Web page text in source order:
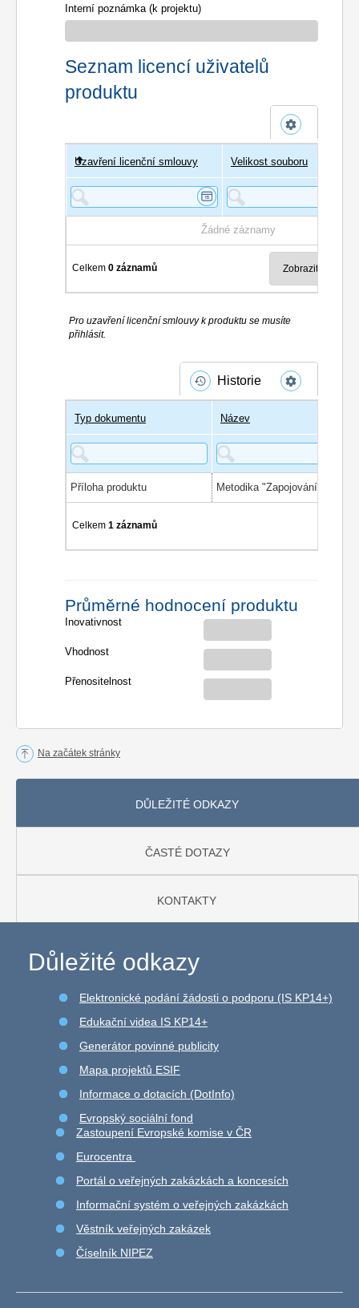
Interní poznámka (k projektu)
Seznam licencí uživatelů
produktu
Uživatel
Uzavření licenční smlouvy Velikost souboru
Žádné záznamy
Celkem0 záznamů
Pro uzavření licenční smlouvy k produktu se musíte
přihlásit.
Historie
Typ dokumentu Název
Příloha produktu
Celkem1 záznamů
Průměrné hodnocení produktu
Inovativnost
Vhodnost
Přenositelnost
Na začátek stránky
DŮLEŽITÉ ODKAZY
ČASTÉ DOTAZY
KONTAKTY
Důležité odkazy
Elektronické podání žádosti o podporu (IS KP14+)
Edukační videa IS KP14+
Generátor povinné publicity
Mapa projektů ESIF
Informace o dotacích (DotInfo)
Evropský sociální fond
Zastoupení Evropské komise v ČR
Eurocentra
Portál o veřejných zakázkách a koncesích
Informační systém o veřejných zakázkách
Věstník veřejných zakázek
Číselník NIPEZ